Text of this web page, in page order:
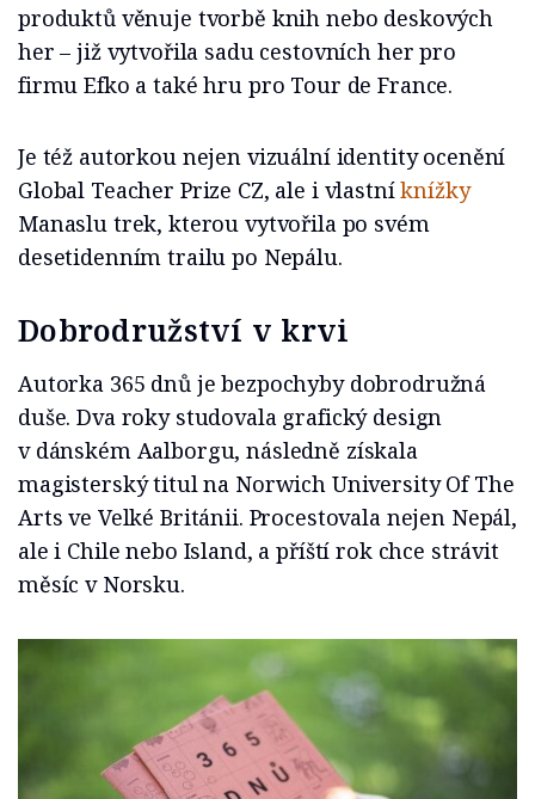
produktů věnuje tvorbě knih nebo deskových
her – již vytvořila sadu cestovních her pro
firmu Efko a také hru pro Tour de France.
Je též autorkou nejen vizuální identity ocenění
Global Teacher Prize CZ, ale i vlastníknížky
Manaslu trek, kterou vytvořila po svém
desetidenním trailu po Nepálu.
Dobrodružství v krvi
Autorka 365 dnů je bezpochyby dobrodružná
duše. Dva roky studovala grafický design
v dánském Aalborgu, následně získala
magisterský titul na Norwich University Of The
Arts ve Velké Británii. Procestovala nejen Nepál,
ale i Chile nebo Island, a příští rok chce strávit
měsíc v Norsku.